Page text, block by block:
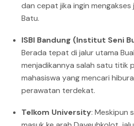
dan cepat jika ingin mengakses
Batu.
ISBI Bandung (Institut Seni
Berada tepat di jalur utama
menjadikannya salah satu titik
mahasiswa yang mencari
perawatan terdekat.
Telkom University: Meskipun